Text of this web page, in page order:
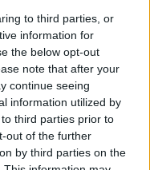
to third parties, or
information for
the below opt-out
note that after your
continue seeing
information utilized by
third parties prior to
out of the further
by third parties on the
Na sua visão,
na memória e
enquanto o stress
cortisol e
ressalta que não há
provoque mudanças
2026”
com
Van Assche